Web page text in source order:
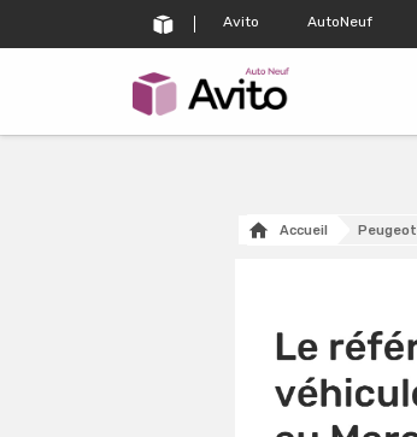
Avito AutoNeuf
Accueil Peugeot